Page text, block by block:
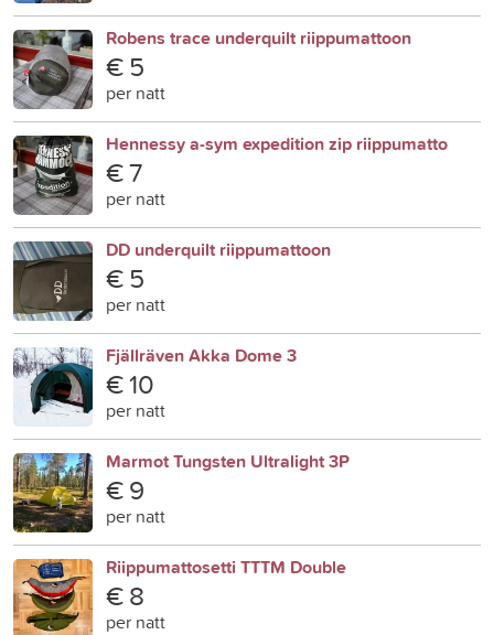
Robens trace underquilt riippumattoon
€ 5
per natt
Hennessy a-sym expedition zip riippumatto
€ 7
per natt
DD underquilt riippumattoon
€ 5
per natt
Fjällräven Akka Dome 3
€ 10
per natt
Marmot Tungsten Ultralight 3P
€ 9
per natt
Riippumattosetti TTTM Double
€ 8
per natt